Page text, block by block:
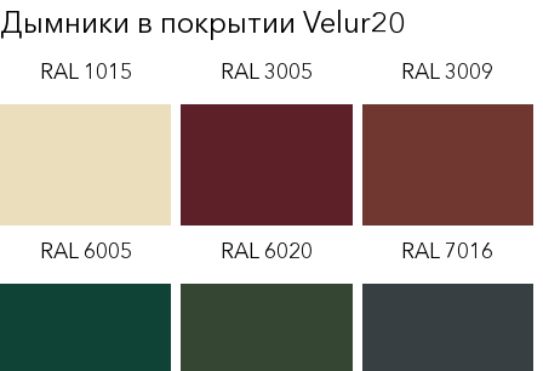
Дымники в покрытии Velur20
RAL 1015 RAL 3005 RAL 3009
RAL 6005 RAL 6020 RAL 7016